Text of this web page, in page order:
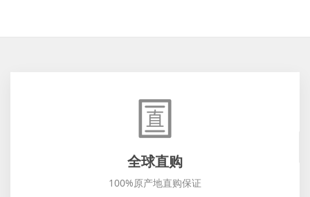
全球直购
100%原产地直购保证